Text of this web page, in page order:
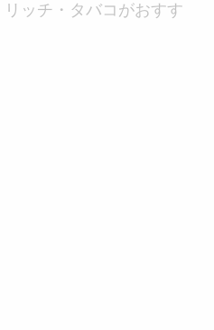
ッチ・タバコがおすす